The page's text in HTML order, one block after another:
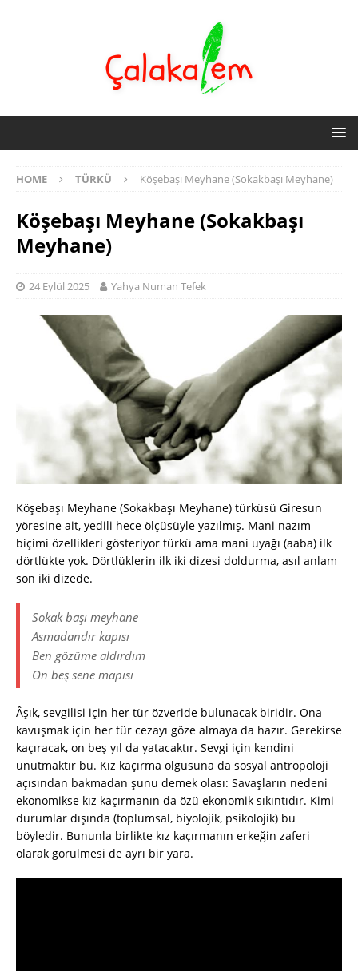
HOME TÜRKÜ Köşebaşı Meyhane (Sokakbaşı Meyhane)
Köşebaşı Meyhane (Sokakbaşı
Meyhane)
24 Eylül 2025 Yahya Numan Tefek
Köşebaşı Meyhane (Sokakbaşı Meyhane) türküsü Giresun
yöresine ait, yedili hece ölçüsüyle yazılmış. Mani nazım
biçimi özellikleri gösteriyor türkü ama mani uyağı (aaba) ilk
dörtlükte yok. Dörtlüklerin ilk iki dizesi doldurma, asıl anlam
son iki dizede.
Sokak başı meyhane
Asmadandır kapısı
Ben gözüme aldırdım
On beş sene mapısı
Âşık, sevgilisi için her tür özveride bulunacak biridir. Ona
kavuşmak için her tür cezayı göze almaya da hazır. Gerekirse
kaçıracak, on beş yıl da yatacaktır. Sevgi için kendini
unutmaktır bu. Kız kaçırma olgusuna da sosyal antropoloji
açısından bakmadan şunu demek olası: Savaşların nedeni
ekonomikse kız kaçırmanın da özü ekonomik sıkıntıdır. Kimi
durumlar dışında (toplumsal, biyolojik, psikolojik) bu
böyledir. Bununla birlikte kız kaçırmanın erkeğin zaferi
olarak görülmesi de ayrı bir yara.